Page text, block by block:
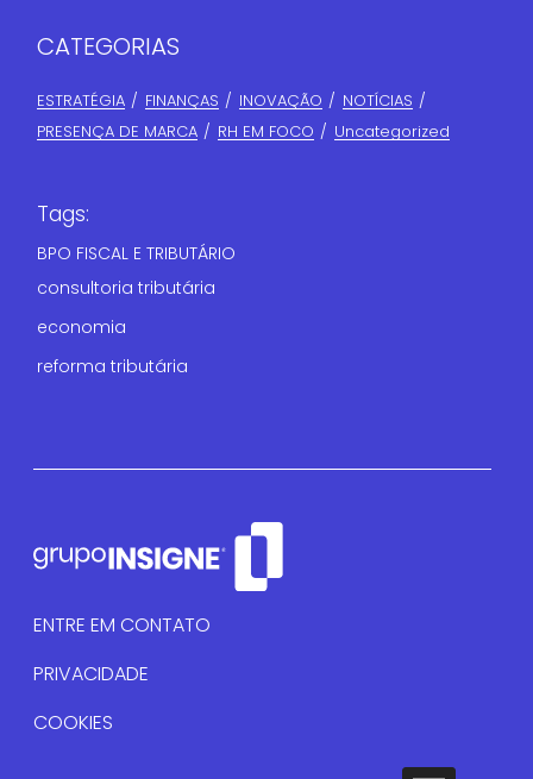
CATEGORIAS
ESTRATÉGIA FINANÇAS​ INOVAÇÃO
NOTÍCIAS
PRESENÇA DE MARCA
RH EM FOCO Uncategorized
Tags:
BPO FISCAL E TRIBUTÁRIO
consultoria tributária
economia
reforma tributária
ENTRE EM CONTATO
PRIVACIDADE
COOKIES